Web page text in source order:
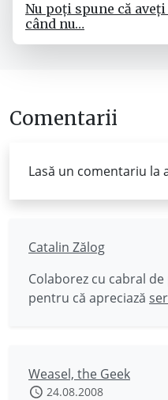
Nu poți spune că
când nu…
Comentarii
Lasă un comentariu la
Catalin Zălog
Colaborez cu cabral
pentru că apreciază
Weasel, the Geek
24.08.2008